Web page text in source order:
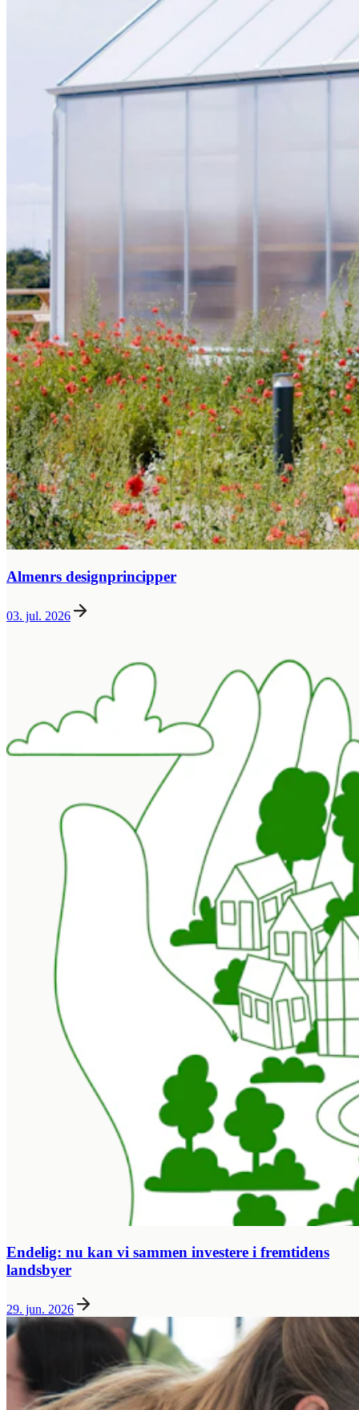
Almenrs designprincipper
03. jul. 2026
Endelig: nu kan vi sammen investere i fremtidens
landsbyer
29. jun. 2026